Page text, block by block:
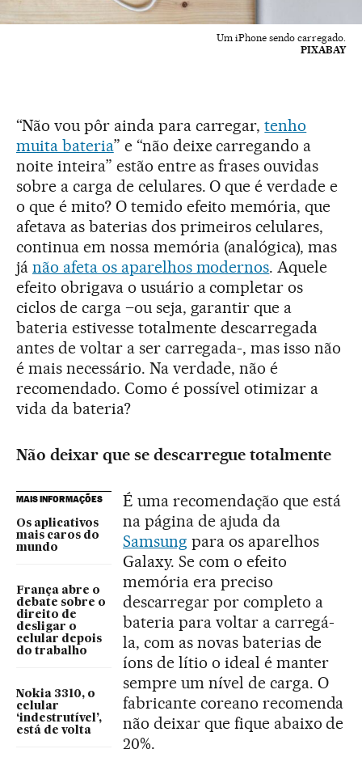
Um iPhone sendo carregado.
PIXABAY
“Não vou pôr ainda para carregar,tenho
muita bateria” e “não deixe carregando a
noite inteira” estão entre as frases ouvidas
sobre a carga de celulares. O que é verdade e
o que é mito? O temido efeito memória, que
afetava as baterias dos primeiros celulares,
continua em nossa memória (analógica), mas
já não afeta os aparelhos modernos. Aquele
efeito obrigava o usuário a completar os
ciclos de carga –ou seja, garantir que a
bateria estivesse totalmente descarregada
antes de voltar a ser carregada-, mas isso não
é mais necessário. Na verdade, não é
recomendado. Como é possível otimizar a
vida da bateria?
Não deixar que se descarregue totalmente
MAIS INFORMAÇÕES
Os aplicativos
mais caros do
mundo
França abre o
debate sobre o
direito de
desligar o
celular depois
do trabalho
Nokia 3310, o
celular
‘indestrutível’,
está de volta
É uma recomendação que está
na página de ajuda da
Samsung para os aparelhos
Galaxy. Se com o efeito
memória era preciso
descarregar por completo a
bateria para voltar a carregá-
la, com as novas baterias de
íons de lítio o ideal é manter
sempre um nível de carga. O
fabricante coreano recomenda
não deixar que fique abaixo de
20%.